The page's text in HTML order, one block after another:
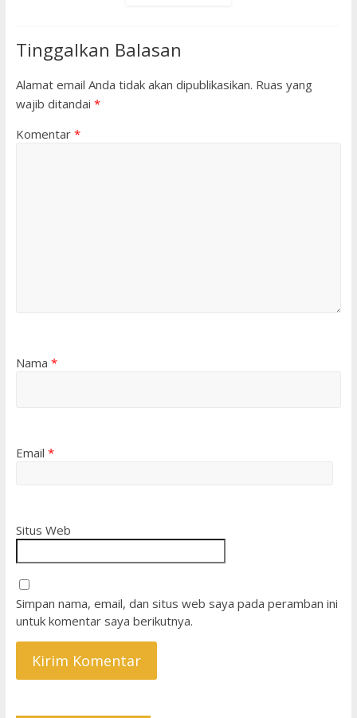
Tinggalkan Balasan
Alamat email Anda tidak akan dipublikasikan. Ruas yang
wajib ditandai *
Komentar *
Nama *
Email *
Situs Web
Simpan nama, email, dan situs web saya pada peramban ini
untuk komentar saya berikutnya.